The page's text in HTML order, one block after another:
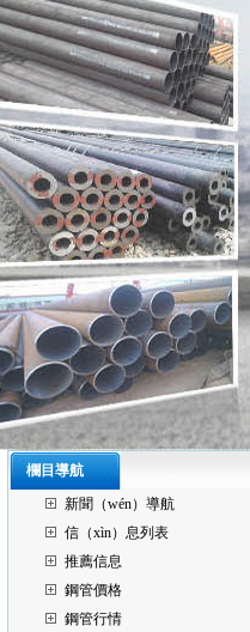
欄目導航
新聞（wén）導航
信（xìn）息列表
推薦信息
鋼管價格
鋼管行情